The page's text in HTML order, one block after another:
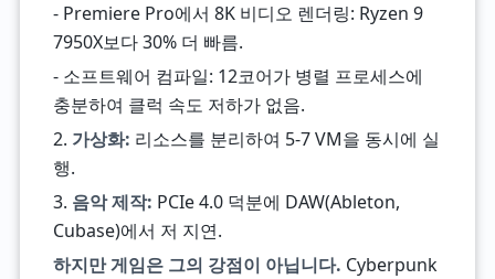
- Premiere Pro에서 8K 비디오 렌더링: Ryzen 9
7950X보다 30% 더 빠름.
- 소프트웨어 컴파일: 12코어가 병렬 프로세스에
충분하여 클럭 속도 저하가 없음.
2. 가상화: 리소스를 분리하여 5-7 VM을 동시에 실
행.
3. 음악 제작: PCIe 4.0 덕분에 DAW(Ableton,
Cubase)에서 저 지연.
하지만 게임은 그의 강점이 아닙니다. Cyberpunk